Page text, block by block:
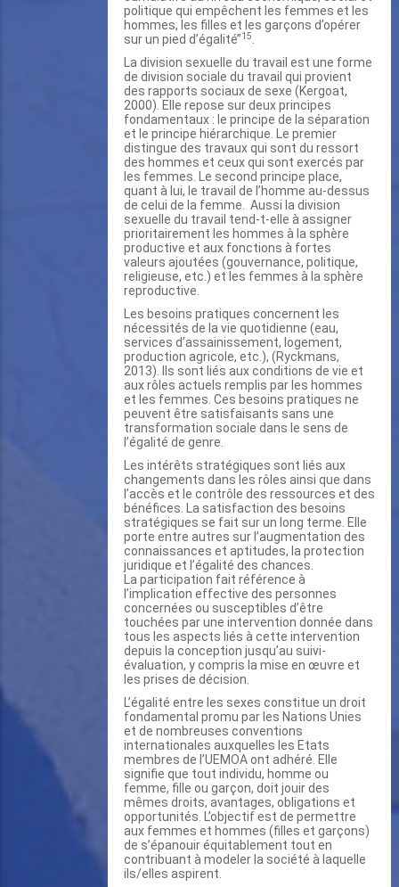
politique qui empêchent les femmes et les
hommes, les filles et les garçons d’opérer
sur un pied d’égalité’’15
La division sexuelle du travail est une forme
de division sociale du travail qui provient
des rapports sociaux de sexe (Kergoat,
2000). Elle repose sur deux principes
fondamentaux : le principe de la séparation
et le principe hiérarchique. Le premier
distingue des travaux qui sont du ressort
des hommes et ceux qui sont exercés par
les femmes. Le second principe place,
quant à lui, le travail de l’homme au-dessus
de celui de la femme. Aussi la division
sexuelle du travail tend-t-elle à assigner
prioritairement les hommes à la sphère
productive et aux fonctions à fortes
valeurs ajoutées (gouvernance, politique,
religieuse, etc.) et les femmes à la sphère
reproductive.
Les besoins pratiques concernent les
nécessités de la vie quotidienne (eau,
services d’assainissement, logement,
production agricole, etc.), (Ryckmans,
2013). Ils sont liés aux conditions de vie et
aux rôles actuels remplis par les hommes
et les femmes. Ces besoins pratiques ne
peuvent être satisfaisants sans une
transformation sociale dans le sens de
l’égalité de genre.
Les intérêts stratégiques sont liés aux
changements dans les rôles ainsi que dans
l’accès et le contrôle des ressources et des
bénéfices. La satisfaction des besoins
stratégiques se fait sur un long terme. Elle
porte entre autres sur l’augmentation des
connaissances et aptitudes, la protection
juridique et l’égalité des chances.
La participation fait référence à
l’implication effective des personnes
concernées ou susceptibles d’être
touchées par une intervention donnée dans
tous les aspects liés à cette intervention
depuis la conception jusqu’au suivi-
évaluation, y compris la mise en œuvre et
les prises de décision.
L’égalité entre les sexes constitue un droit
fondamental promu par les Nations Unies
et de nombreuses conventions
internationales auxquelles les Etats
membres de l’UEMOA ont adhéré. Elle
signifie que tout individu, homme ou
femme, fille ou garçon, doit jouir des
mêmes droits, avantages, obligations et
opportunités. L’objectif est de permettre
aux femmes et hommes (filles et garçons)
de s’épanouir équitablement tout en
contribuant à modeler la société à laquelle
ils/elles aspirent.